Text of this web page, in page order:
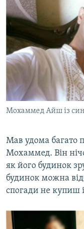
Мохаммед Айш із
Мав удома багато
Мохаммед. Він
як його будинок
будинок можна
спогади не купиш